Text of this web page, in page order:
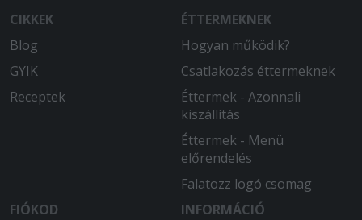
CIKKEK
Blog
GYIK
Receptek
ÉTTERMEKNEK
Hogyan működik?
Csatlakozás éttermeknek
Éttermek - Azonnali
kiszállítás
Éttermek - Menü
előrendelés
Falatozz logó csomag
FIÓKOD
INFORMÁCIÓ